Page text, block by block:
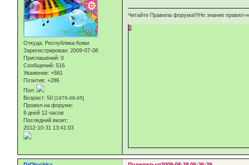
Откуда: Республика Коми
Зарегистрирован: 2009-07-08
Приглашений: 0
Сообщений: 516
Уважение: +581
Позитив: +286
Пол:
Возраст: 50 [1976-08-05]
Провел на форуме:
8 дней 12 часов
Последний визит:
2012-10-31 13:41:03
Читайте Правила форума!!!Не знание правил-
0